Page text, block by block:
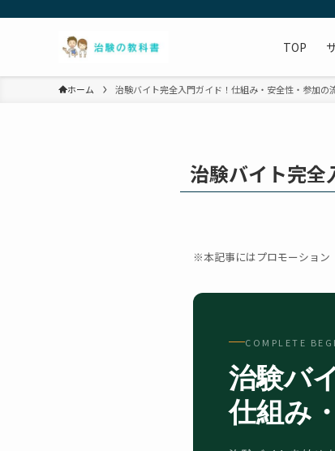
TOP
ホーム 治験バイト完全入門ガイド！仕組み・安全性・参加の
治験バイト完全
※本記事にはプロモーション
COMPLETE
治験バ
仕組み